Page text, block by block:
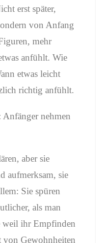
erst später,
von Anfang
mehr
anfühlt. Wie
etwas leicht
richtig anfühlt.
Anfänger nehmen
aber sie
aufmerksam, sie
Sie spüren
als man
weil ihr Empfinden
von Gewohnheiten